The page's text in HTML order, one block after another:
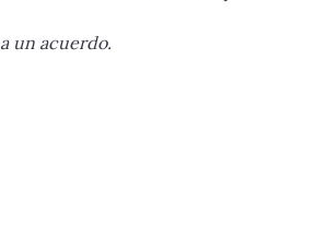
un acuerdo.